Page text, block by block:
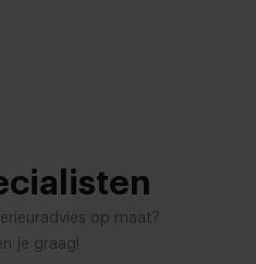
op maat?
je graag!